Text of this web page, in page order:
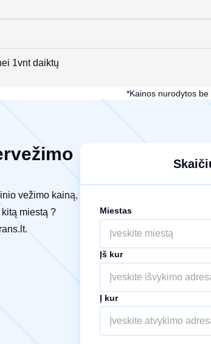
1vnt daiktų
*Kainos nurodytos
vežimo kainą,
miestą ?
.
Miestas
Įš kur
Į kur